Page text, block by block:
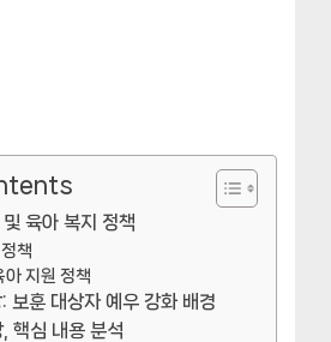
육아 복지 정책
책
아 지원 정책
보훈 대상자 예우 강화 배경
핵심 내용 분석